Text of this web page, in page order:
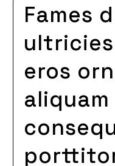
Fames
eros